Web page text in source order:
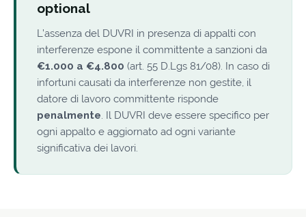
optional
L’assenza del DUVRI in presenza di appalti con
interferenze espone il committente a sanzioni da
€1.000 a €4.800 (art. 55 D.Lgs 81/08). In caso di
infortuni causati da interferenze non gestite, il
datore di lavoro committente risponde
penalmente. Il DUVRI deve essere specifico per
ogni appalto e aggiornato ad ogni variante
significativa dei lavori.